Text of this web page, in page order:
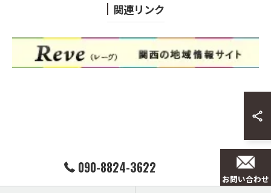
関連リンク
090-8824-3622
お問い合わせ